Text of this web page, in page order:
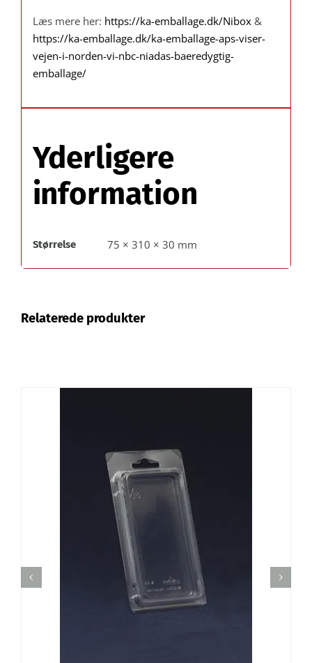
Læs mere her: https://ka-emballage.dk/Nibox&
https://ka-emballage.dk/ka-emballage-aps-viser-
vejen-i-norden-vi-nbc-niadas-baeredygtig-
emballage/
Yderligere
information
Størrelse 75 × 310 × 30 mm
Relaterede produkter
TILFØJ TIL KURV
/
DETALJER